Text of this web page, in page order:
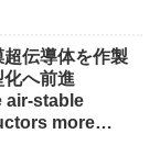
伝導体を作製
化へ前進
air-stable
more